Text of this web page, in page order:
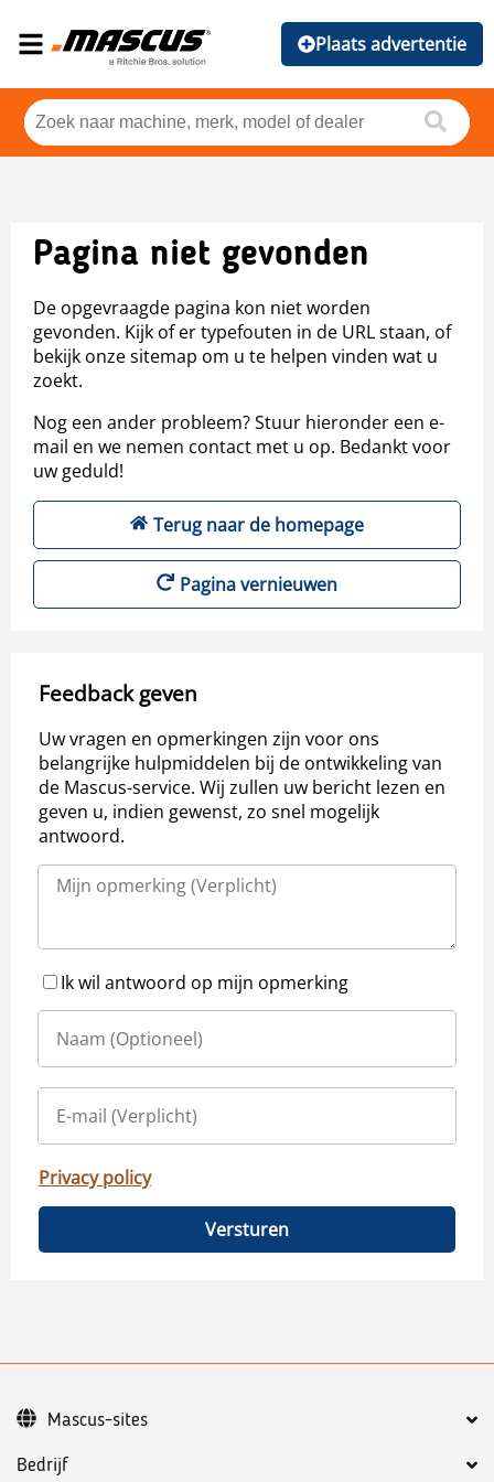
Plaats advertentie
Pagina niet gevonden
De opgevraagde pagina kon niet worden
gevonden. Kijk of er typefouten in de URL staan, of
bekijk onze sitemap om u te helpen vinden wat u
zoekt.
Nog een ander probleem? Stuur hieronder een e-
mail en we nemen contact met u op. Bedankt voor
uw geduld!
Terug naar de homepage
Pagina vernieuwen
Feedback geven
Uw vragen en opmerkingen zijn voor ons
belangrijke hulpmiddelen bij de ontwikkeling van
de Mascus-service. Wij zullen uw bericht lezen en
geven u, indien gewenst, zo snel mogelijk
antwoord.
Ik wil antwoord op mijn opmerking
Privacy policy
Versturen
Bedrijf
Mascus-sites